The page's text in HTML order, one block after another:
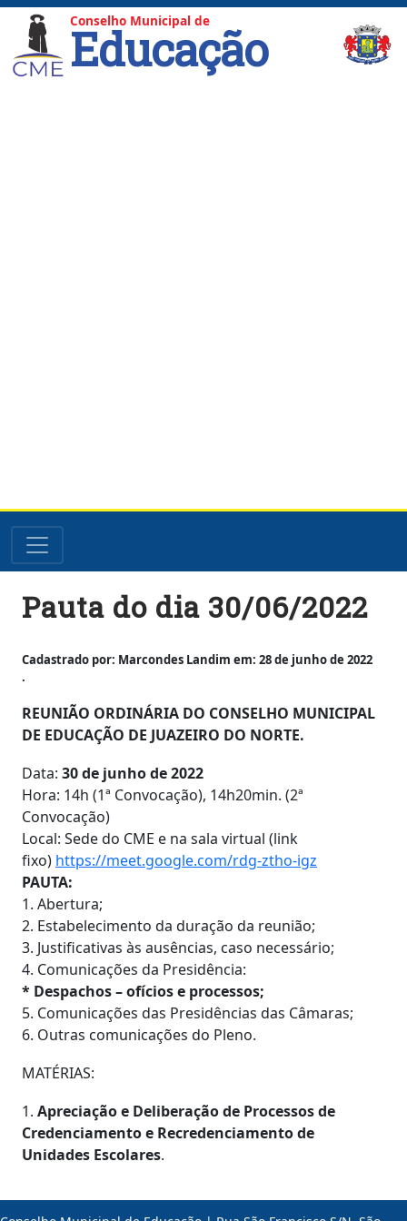
Conselho Municipal de
Educação
content
Pauta do dia 30/06/2022
Cadastrado por: Marcondes Landim em: 28 de junho de 2022
.
REUNIÃO ORDINÁRIA DO CONSELHO MUNICIPAL
DE EDUCAÇÃO DE JUAZEIRO DO NORTE.
Data: 30 de junho de 2022
Hora: 14h (1ª Convocação), 14h20min. (2ª
Convocação)
Local: Sede do CME e na sala virtual (link
fixo) https://meet.google.com/rdg-ztho-igz
PAUTA:
1. Abertura;
2. Estabelecimento da duração da reunião;
3. Justificativas às ausências, caso necessário;
4. Comunicações da Presidência:
* Despachos – ofícios e processos;
5. Comunicações das Presidências das Câmaras;
6. Outras comunicações do Pleno.
MATÉRIAS:
1. Apreciação e Deliberação de Processos de
Credenciamento e Recredenciamento de
Unidades Escolares.